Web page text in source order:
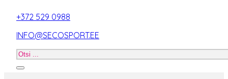
+372 529 0988
INFO@SECOSPORT.EE
Otsi